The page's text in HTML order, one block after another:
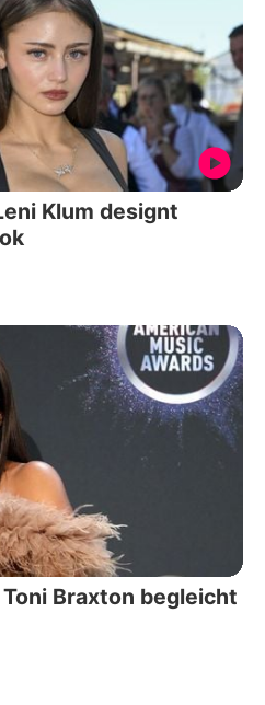
Klum designt
Braxton begleicht